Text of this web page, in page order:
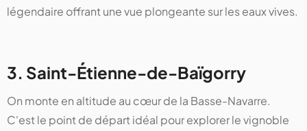
légendaire offrant une vue plongeante sur les eaux vives.
3. Saint-Étienne-de-Baïgorry
On monte en altitude au cœur de la Basse-Navarre.
C'est le point de départ idéal pour explorer le vignoble